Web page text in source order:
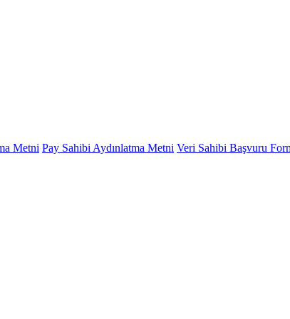
Metni Pay Sahibi Aydınlatma Metni Veri Sahibi Başvuru